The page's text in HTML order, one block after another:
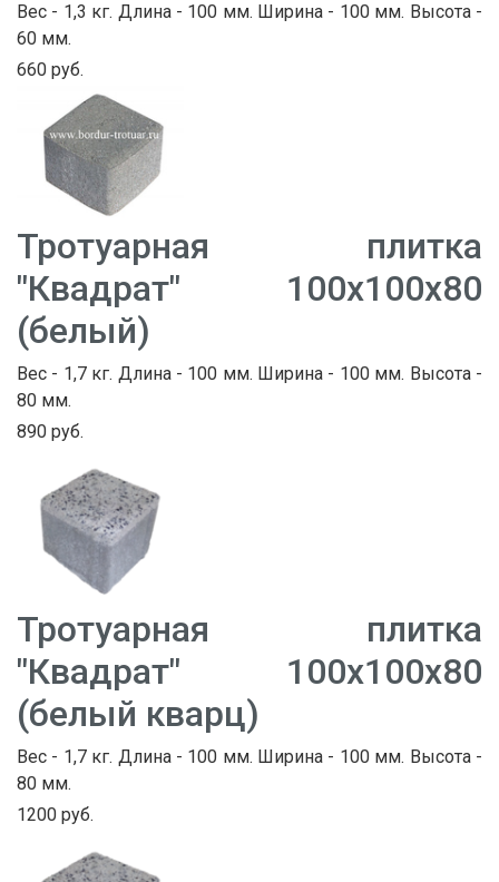
Вес - 1,3 кг. Длина - 100 мм. Ширина - 100 мм. Высота -
60 мм.
660 руб.
Тротуарная плитка
"Квадрат" 100х100х80
(белый)
Вес - 1,7 кг. Длина - 100 мм. Ширина - 100 мм. Высота -
80 мм.
890 руб.
Тротуарная плитка
"Квадрат" 100х100х80
(белый кварц)
Вес - 1,7 кг. Длина - 100 мм. Ширина - 100 мм. Высота -
80 мм.
1200 руб.